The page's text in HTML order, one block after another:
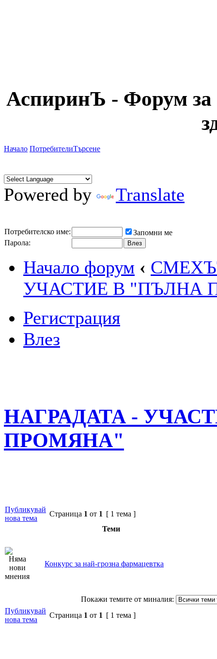
АспиринЪ - Форум за
Начало ПотребителиТърсене
Powered by Translate
Потребителско име:
Запомни ме
Парола:
Начало форум ‹
УЧАСТИЕ В "ПЪЛНА
Регистрация
Влез
НАГРАДАТА -
ПРОМЯНА"
Публикувай
нова тема
Страница 1 от 1 [ 1 тема ]
Теми
Конкурс за най-грозна фармацевтка
Покажи темите от миналия:
Публикувай
нова тема
Страница 1 от 1 [ 1 тема ]